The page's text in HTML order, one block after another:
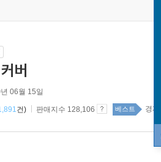
버
06월 15일
건) 판매지수 128,106 베스트 경제